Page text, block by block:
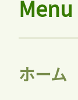
Menu
ホーム